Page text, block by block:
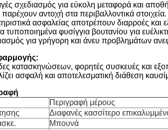
σχεδιασμός για εύκολη μεταφορά και
παρέχουν αντοχή στα περιβαλλοντικά στοιχεία.
ασφαλείας αποτρέπουν διαρροές και
τυποποιημένα φυσίγγια βουτανίου για
για γρήγορη και άνευ προβλημάτων
κατασκηνώσεων, φορητές συσκευές και
ασφαλή και αποτελεσματική διάθεση
Περιγραφή μέρους
Διαφανές κασσίτερο
Μπουνά